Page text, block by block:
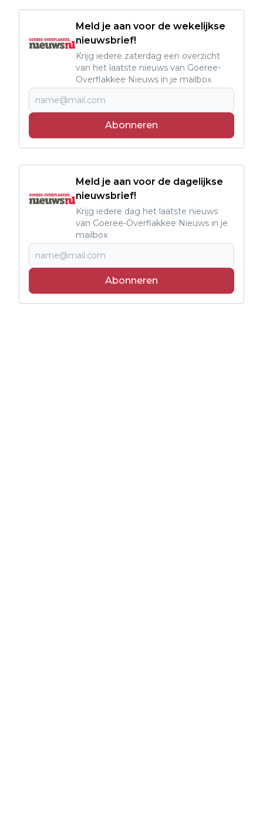
Meld je aan voor de wekelijkse
nieuwsbrief!
Krijg iedere zaterdag een overzicht
van het laatste nieuws van Goeree-
Overflakkee Nieuws in je mailbox
Abonneren
Meld je aan voor de dagelijkse
nieuwsbrief!
Krijg iedere dag het laatste nieuws
van Goeree-Overflakkee Nieuws in je
mailbox
Abonneren